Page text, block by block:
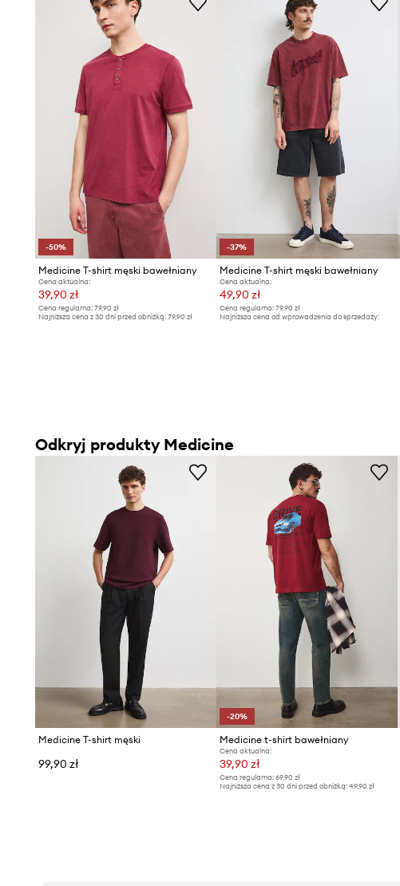
-50%
Medicine T-shirt męski bawełniany
Cena aktualna:
39,90 zł
Cena regularna: 79,90 zł
Najniższa cena z 30 dni przed obniżką: 79,90 zł
-37%
Medicine T-shirt męski bawełniany
Cena aktualna:
49,90 zł
Cena regularna:79,90 zł
Najniższa cena od wprowadzenia do sprzedaży:
Odkryj produkty Medicine
Medicine T-shirt męski
99,90 zł
-20%
Medicine t-shirt bawełniany
Cena aktualna:
39,90 zł
Cena regularna:69,90 zł
Najniższa cena z 30 dni przed obniżką:49,90 zł